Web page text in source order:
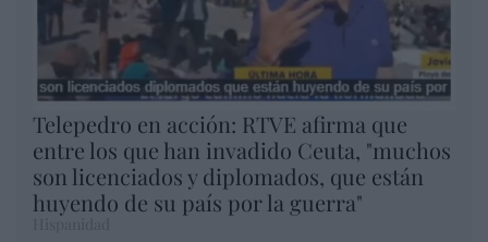
Telepedro en acción: RTVE afirma que
entre los que han invadido Ceuta, "muchos
son licenciados y diplomados, que están
huyendo de su país por la guerra"